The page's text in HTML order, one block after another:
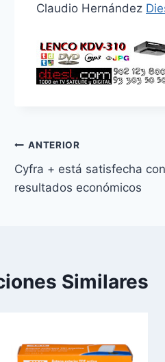
Claudio Hernández
Navegación
de
ANTERIOR
Cyfra + está satisfecha
resultados económicos
Similares